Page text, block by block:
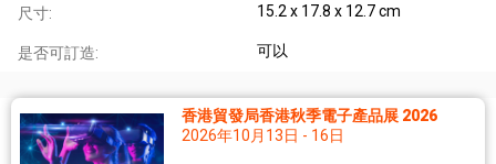
尺寸: 15.2 x 17.8 x 12.7 cm
是否可訂造: 可以
香港貿發局香港秋季電子產品展 2026
2026年10月13日 - 16日